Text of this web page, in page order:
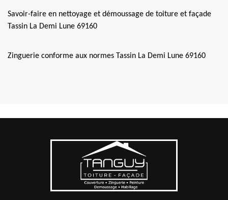
Savoir-faire en nettoyage et démoussage de toiture et façade
Tassin La Demi Lune 69160
Zinguerie conforme aux normes Tassin La Demi Lune 69160